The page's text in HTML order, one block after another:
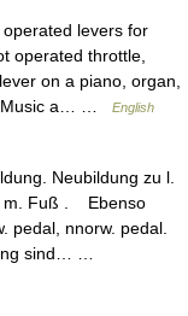
levers for
operated throttle,
on a piano, organ,
Music a… …
English
Neubildung zu l.
m. Fuß . Ebenso
pedal, nnorw. pedal.
sind… …